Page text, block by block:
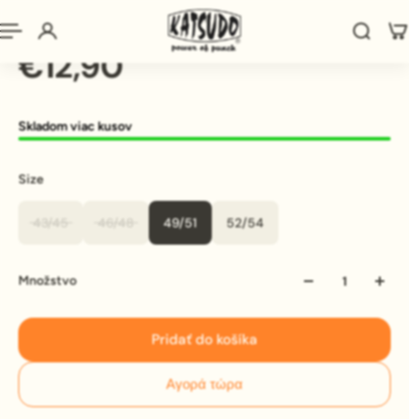
μαύρα
€12,90
Skladom viac kusov
Size
43/45 46/48 49/51 52/54
Množstvo
Pridať do košíka
Αγορά τώρα